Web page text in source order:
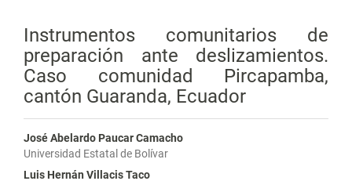
Instrumentos comunitarios de
preparación ante deslizamientos.
Caso comunidad Pircapamba,
cantón Guaranda, Ecuador
José Abelardo Paucar Camacho
Universidad Estatal de Bolívar
Luis Hernán Villacis Taco